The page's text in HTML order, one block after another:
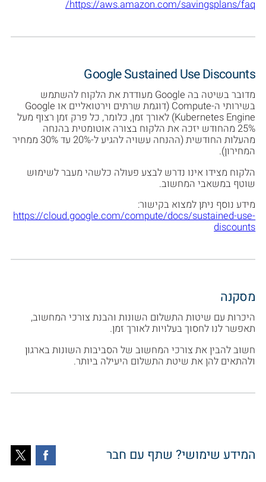
https://aws.amazon.com/savingsplans/faq/
Google Sustained Use Discounts
מדובר בשיטה בה Google מעודדת את הלקוח להשתמש
בשירותי ה-Compute (דוגמת שרתים וירטואליים או Google
Kubernetes Engine) לאורך זמן, כלומר, כל פרק זמן רצוף מעל
25% מהחודש יזכה את הלקוח בצורה אוטומטית בהנחה
מהעלות החודשית (ההנחה עשויה להגיע ל-20% עד 30% ממחיר
המחירון).
הלקוח מצידו אינו נדרש לבצע פעולה כלשהי מעבר לשימוש
שוטף במשאבי המחשוב.
מידע נוסף ניתן למצוא בקישור:
https://cloud.google.com/compute/docs/sustained-use-
discounts
מסקנה
היכרות עם שיטות התשלום השונות והבנת צורכי המחשוב,
תאפשר לנו לחסוך בעלויות לאורך זמן.
חשוב להבין את צורכי המחשוב של הסביבות השונות בארגון
ולהתאים להן את שיטת התשלום היעילה ביותר.
המידע שימושי? שתף עם חבר